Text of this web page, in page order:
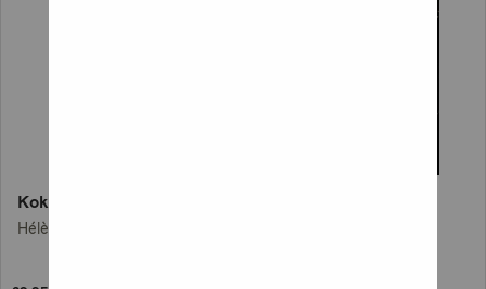
Kokelas
Hélène Gullberg